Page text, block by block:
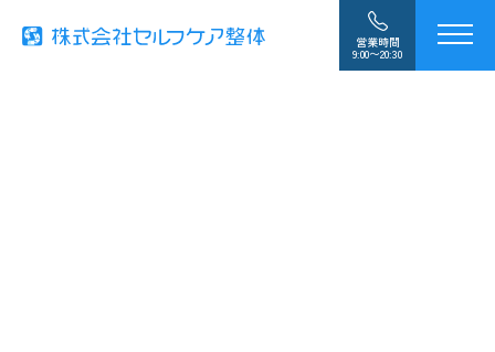
営業時間
9:00〜20:30